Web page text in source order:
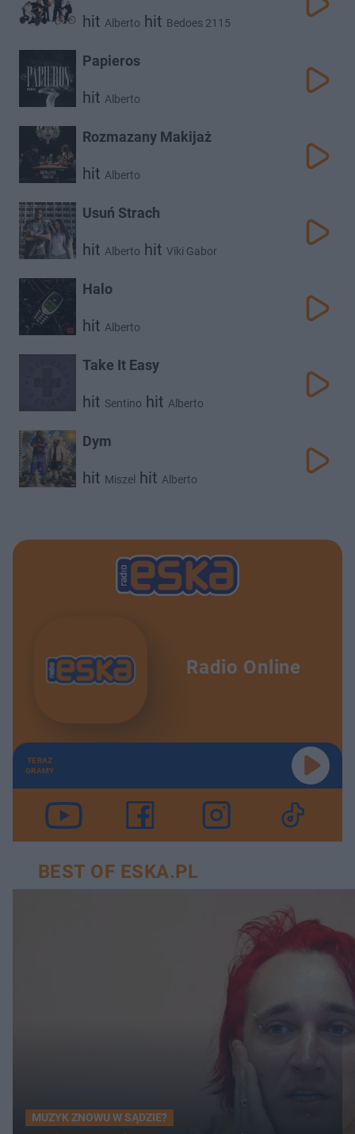
hit Alberto hit Bedoes 2115
Papieros
hit Alberto
Rozmazany Makijaż
hit Alberto
Usuń Strach
hit Alberto hit Viki Gabor
Halo
hit Alberto
Take It Easy
hit Sentino hit Alberto
Dym
hit Miszel hit Alberto
Radio Online
TERAZ
GRAMY
BEST OF ESKA.PL
MUZYK ZNOWU W SĄDZIE?